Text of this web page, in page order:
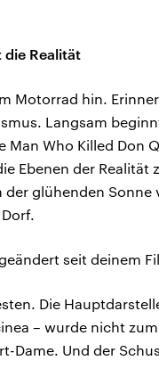
die Realität
Motorrad hin.
Langsam
Man Who Killed Don
Ebenen der Realität
glühenden Sonne
seit deinem
Die
– wurde nicht
Dame. Und der